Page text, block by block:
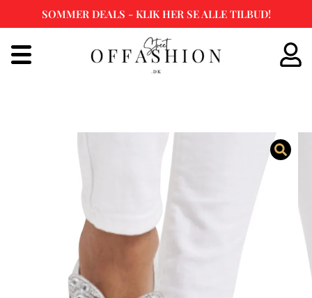
til
SOMMER DEALS - KLIK HER SE ALLE TILBUD!